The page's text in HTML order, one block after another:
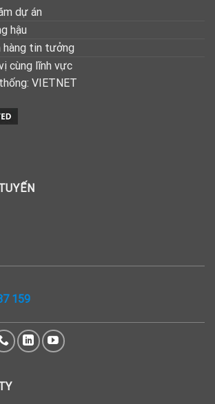
dự án
hậu
hàng tin tưởng
cùng lĩnh vực
VIETNET
159